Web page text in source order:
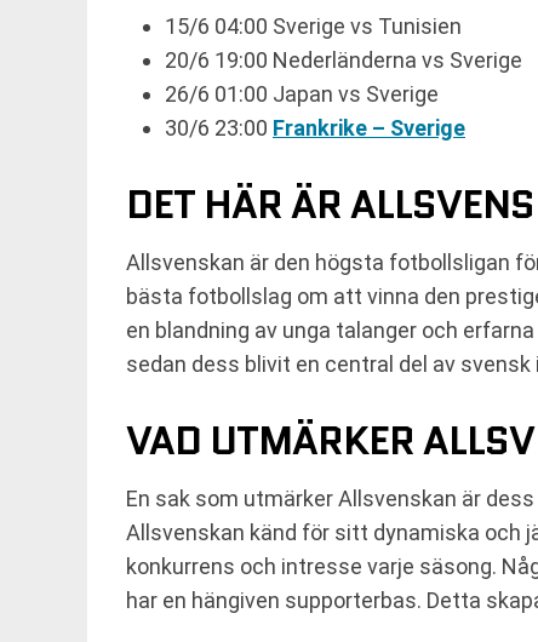
15/6 04:00 Sverige vs Tunisien
20/6 19:00 Nederländerna vs Sverige
26/6 01:00 Japan vs Sverige
30/6 23:00 Frankrike – Sverige
DET HÄR ÄR
Allsvenskan är den högsta fotbollsligan
bästa fotbollslag om att vinna den
en blandning av unga talanger och
sedan dess blivit en central del av
VAD UTMÄRKER
En sak som utmärker Allsvenskan är
Allsvenskan känd för sitt dynamiska och
konkurrens och intresse varje säsong.
har en hängiven supporterbas. Detta